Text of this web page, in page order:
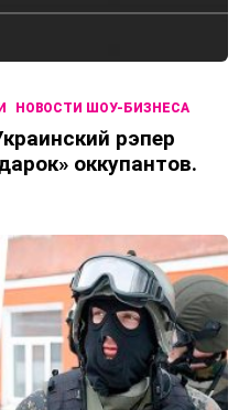
НОВОСТИ ШОУ-БИЗНЕСА
рэпер
оккупантов.